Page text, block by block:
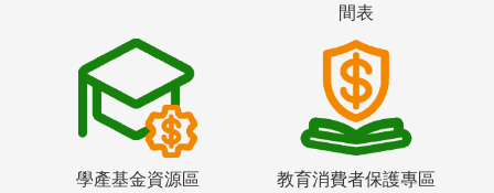
間表
學產基金資源區 教育消費者保護專區